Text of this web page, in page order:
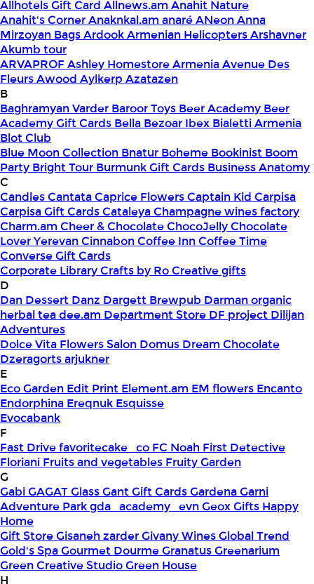
Allhotels Gift Card Allnews.am Anahit Nature
Anahit's CornerAnaknkal.am anaréANeonAnna
Mirzoyan BagsArdookArmenian HelicoptersArshavner
Akumb tour
ARVAPROF Ashley Homestore ArmeniaAvenue Des
FleursAwood Aylkerp Azatazen
B
Baghramyan Varder Baroor Toys Beer Academy Beer
Academy Gift Cards Bella Bezoar Ibex Bialetti Armenia
Blot Club
Blue Moon Collection Bnatur Boheme Bookinist Boom
Party Bright Tour Burmunk Gift Cards Business Anatomy
C
CandlesCantataCaprice FlowersCaptain Kid Carpisa
Carpisa Gift CardsCataleyaChampagne wines factory
Charm.am Cheer & ChocolateChocoJellyChocolate
Lover YerevanCinnabonCoffee InnCoffee Time
Converse Gift Cards
Corporate LibraryCrafts by RoCreative gifts
D
Dan Dessert Danz Dargett Brewpub Darman organic
herbal teadee.am Department Store DF project Dilijan
Adventures
Dolce Vita Flowers Salon Domus Dream Chocolate
Dzeragorts arjukner
E
Eco Garden Edit Print Element.am EM flowers Encanto
Endorphina Ereqnuk Esquisse
Evocabank
F
Fast Drivefavoritecake_co FC Noah First Detective
Floriani Fruits and vegetables Fruity Garden
G
GabiGAGAT GlassGant Gift CardsGardenaGarni
Adventure Parkgda_academy_evnGeoxGifts Happy
Home
Gift StoreGisaneh zarderGivany WinesGlobal Trend
Gold's SpaGourmet DourmeGranatusGreenarium
Green Creative StudioGreen House
H